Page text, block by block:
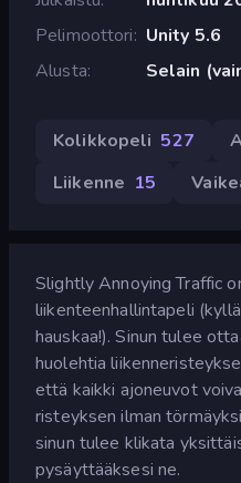
Pelimoottori
Unity 5.6
Alusta
Selain
Kolikkopeli 527
Liikenne 15
Slightly Annoying Traffic
liikenteenhallintapeli
hauskaa!). Sinun tulee
huolehtia
että kaikki ajoneuvot
risteyksen ilman
sinun tulee klikata
pysäyttääksesi ne.